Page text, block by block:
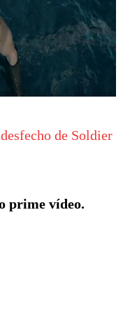
de Soldier
prime vídeo.